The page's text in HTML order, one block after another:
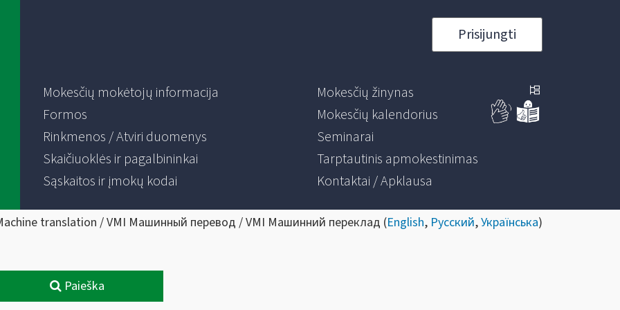
Prisijungti
Mokesčių mokėtojų informacija
Formos
Rinkmenos / Atviri duomenys
Skaičiuoklės ir pagalbininkai
Sąskaitos ir įmokų kodai
Mokesčių žinynas
Mokesčių kalendorius
Seminarai
Tarptautinis apmokestinimas
Kontaktai / Apklausa
translation / VMI Машинный перевод / VMI Машинний переклад (English, Русский,Українська)
Paieška